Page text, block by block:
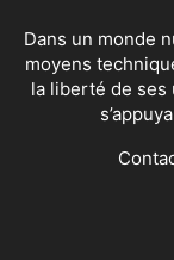
Dans un monde
moyens
la liberté de ses